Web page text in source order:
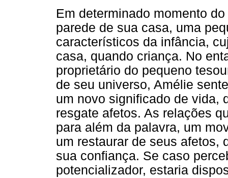
Em determinado momento
parede de sua casa, uma
característicos da infância,
casa, quando criança. No
proprietário do pequeno
de seu universo, Amélie
um novo significado de vida,
resgate afetos. As relações
para além da palavra, um
um restaurar de seus afetos,
sua confiança. Se caso
potencializador, estaria